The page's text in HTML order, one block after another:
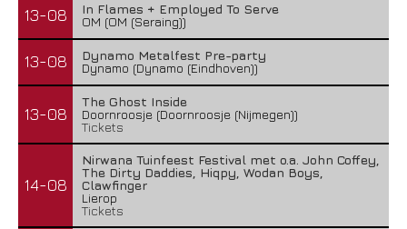
13-08
In Flames + Employed To Serve
OM (OM (Seraing))
13-08
Dynamo Metalfest Pre-party
Dynamo (Dynamo (Eindhoven))
13-08
The Ghost Inside
Doornroosje (Doornroosje (Nijmegen))
Tickets
14-08
Nirwana Tuinfeest Festival met o.a. John Coffey,
The Dirty Daddies, Hiqpy, Wodan Boys,
Clawfinger
Lierop
Tickets